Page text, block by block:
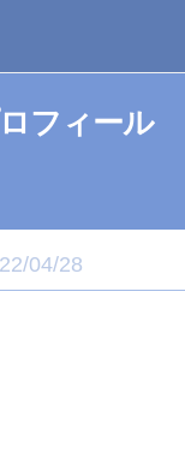
フィール
04/28